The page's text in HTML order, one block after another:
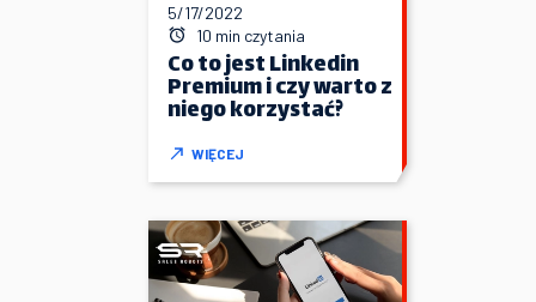
5/17/2022
10 min czytania
Co to jest Linkedin
Premium i czy warto z
niego korzystać?
WIĘCEJ